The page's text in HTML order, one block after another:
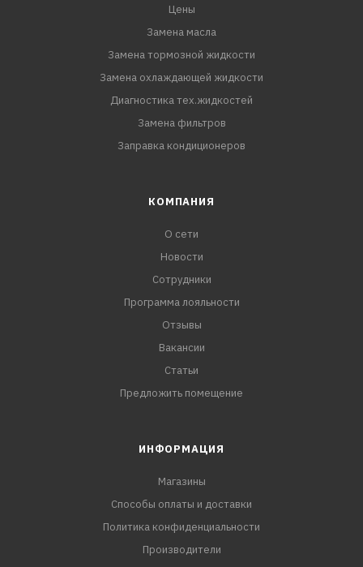
Цены
Замена масла
Замена тормозной жидкости
Замена охлаждающей жидкости
Диагностика тех.жидкостей
Замена фильтров
Заправка кондиционеров
КОМПАНИЯ
О сети
Новости
Сотрудники
Программа лояльности
Отзывы
Вакансии
Статьи
Предложить помещение
ИНФОРМАЦИЯ
Магазины
Способы оплаты и доставки
Политика конфиденциальности
Производители